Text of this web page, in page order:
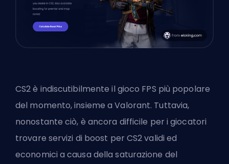
CS2 è indiscutibilmente il gioco FPS più popolare
del momento, insieme a Valorant. Tuttavia,
nonostante ciò, è ancora difficile per i giocatori
trovare servizi di boost per CS2validi ed
economici a causa della saturazione del